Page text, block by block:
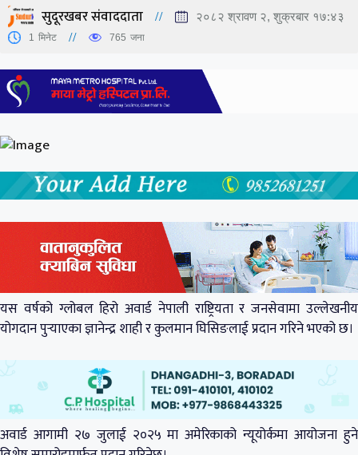
सुदूरखबर संवाददाता २०८२ श्रावण २, शुक्रबार १७:४३
1 मिनेट 765 जना
यस वर्षको ग्लोबल हिरो अवार्ड नेपाली राष्ट्रियता र जनसेवामा उल्लेखनीय
योगदान पुर्‍याएका ज्ञानेन्द्र शाही र कुलमान घिसिङलाई प्रदान गरिने भएको छ।
अवार्ड आगामी २७ जुलाई २०२५ मा अमेरिकाको न्यूयोर्कमा आयोजना हुने